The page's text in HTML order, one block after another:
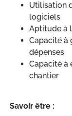
Utilisation
logiciels
Aptitude à
Capacité à
dépenses
Capacité à
chantier
Savoir être :